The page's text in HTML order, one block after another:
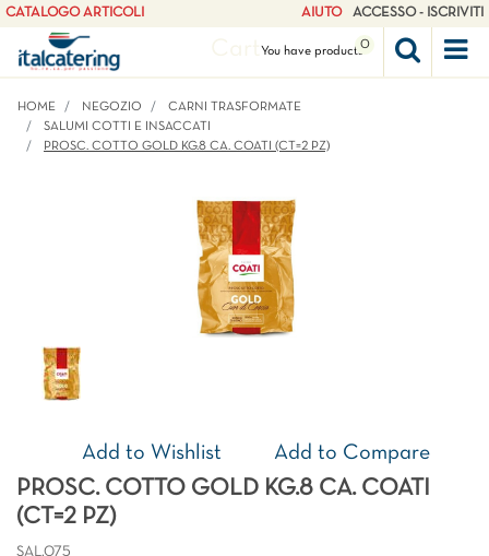
CATALOGO ARTICOLI AIUTO ACCESSO - ISCRIVITI
You have
0
products
HOME NEGOZIO
CARNI TRASFORMATE
SALUMI COTTI E INSACCATI
PROSC. COTTO GOLD KG.8 CA. COATI (CT=2 PZ)
Add to Wishlist Add to Compare
PROSC. COTTO GOLD KG.8 CA. COATI
(CT=2 PZ)
SAL.075